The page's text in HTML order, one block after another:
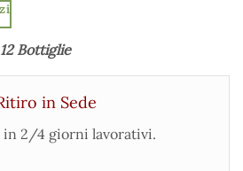
12 Bottiglie
in Sede
in 2/4 giorni lavorativi.